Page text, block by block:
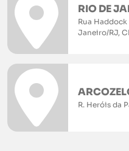
RIO DE
Rua Haddock
Janeiro/RJ,
R. Heróis da